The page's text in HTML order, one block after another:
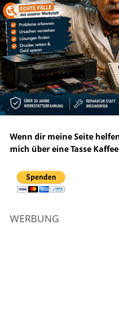
Wenn dir meine Seite
mich über eine Tasse
WERBUNG